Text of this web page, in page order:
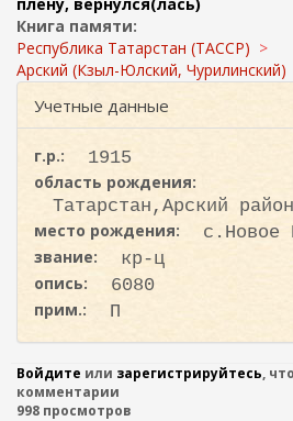
и
с
к
Книга памяти:
Республика Татарстан (ТАССР)
Арский (Кзыл-Юлский, Чурилинский)
Учетные данные
г.р.:
1915
область рождения:
Татарстан,Арский район
место рождения:
с.Новое
звание:
кр-ц
опись:
6080
прим.:
П
Войдите или зарегистрируйтесь,
комментарии
998 просмотров